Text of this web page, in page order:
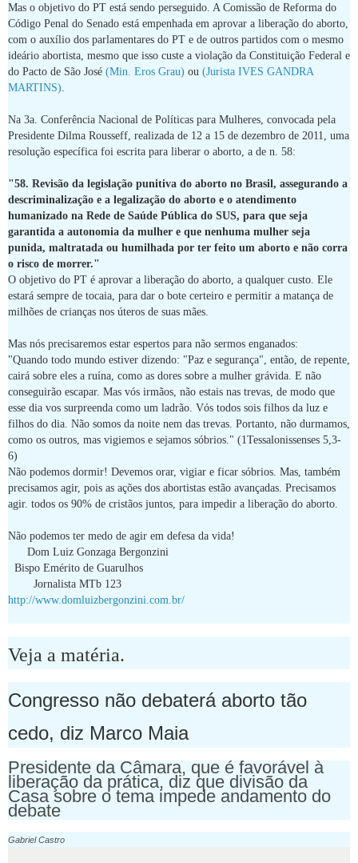
Mas o objetivo do PT está sendo perseguido. A Comissão de Reforma do
Código Penal do Senado está empenhada em aprovar a liberação do aborto,
com o auxílio dos parlamentares do PT e de outros partidos com o mesmo
ideário abortista, mesmo que isso custe a violação da Constituição Federal e
do Pacto de São José (Min. Eros Grau) ou (Jurista IVES GANDRA
MARTINS)
Na 3a. Conferência Nacional de Políticas para Mulheres, convocada pela
Presidente Dilma Rousseff, realizada de 12 a 15 de dezembro de 2011, uma
resolução específica foi escrita para liberar o aborto, a de n. 58:
"58. Revisão da legislação punitiva do aborto no Brasil, assegurando a
descriminalização e a legalização do aborto e o atendimento
humanizado na Rede de Saúde Pública do SUS, para que seja
garantida a autonomia da mulher e que nenhuma mulher seja
punida, maltratada ou humilhada por ter feito um aborto e não corra
o risco de morrer."
O objetivo do PT é aprovar a liberação do aborto, a qualquer custo. Ele
estará sempre de tocaia, para dar o bote certeiro e permitir a matança de
milhões de crianças nos úteros de suas mães.
Mas nós precisaremos estar espertos para não sermos enganados:
"Quando todo mundo estiver dizendo: "Paz e segurança", então, de repente,
cairá sobre eles a ruína, como as dores sobre a mulher grávida. E não
conseguirão escapar. Mas vós irmãos, não estais nas trevas, de modo que
esse dia vos surpreenda como um ladrão. Vós todos sois filhos da luz e
filhos do dia. Não somos da noite nem das trevas. Portanto, não durmamos,
como os outros, mas vigiemos e sejamos sóbrios." (1Tessalonissenses 5,3-
6)
Não podemos dormir! Devemos orar, vigiar e ficar sóbrios. Mas, também
precisamos agir, pois as ações dos abortistas estão avançadas. Precisamos
agir. todos os 90% de cristãos juntos, para impedir a liberação do aborto.
Não podemos ter medo de agir em defesa da vida!
Dom Luiz Gonzaga Bergonzini
Bispo Emérito de Guarulhos
Jornalista MTb 123
http://www.domluizbergonzini.com.br/
Veja a matéria.
Congresso não debaterá aborto tão
cedo, diz Marco Maia
Presidente da Câmara, que é favorável à
liberação da prática, diz que divisão da
Casa sobre o tema impede andamento do
debate
Gabriel Castro